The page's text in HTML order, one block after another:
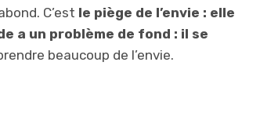
C’est le piège de l’envie : elle
a un problème de fond : il se
beaucoup de l’envie.